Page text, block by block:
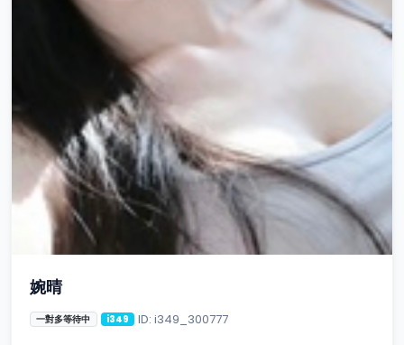
婉晴
一對多等待中 i349 ID: i349_300777